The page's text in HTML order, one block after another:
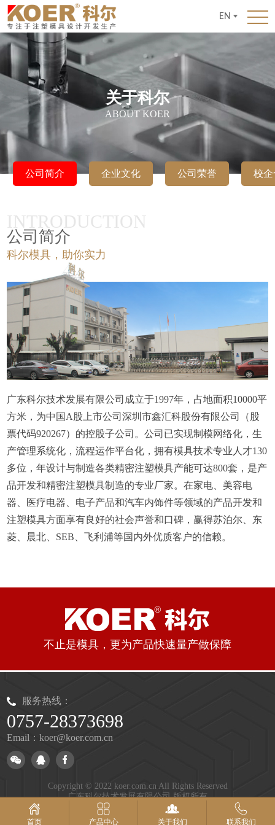
EN
关于科尔
ABOUT KOER
公司简介 企业文化 公司荣誉 校
INTRODUCTION
公司简介
科尔模具，助你实力
广东科尔技术发展有限公司成立于1997年，占地面积10000平
方米，为中国A股上市公司深圳市鑫汇科股份有限公司（股
票代码920267）的控股子公司。公司已实现制模网络化，生
产管理系统化，流程运作平台化，拥有模具技术专业人才130
多位，年设计与制造各类精密注塑模具产能可达800套，是产
品开发和精密注塑模具制造的专业厂家。在家电、美容电
器、医疗电器、电子产品和汽车内饰件等领域的产品开发和
注塑模具方面享有良好的社会声誉和口碑，赢得苏泊尔、东
菱、晨北、SEB、飞利浦等国内外优质客户的信赖。
不止是模具，更为产品快速量产做保障
服务热线：
0757-28373698
Email：koer@koer.com.cn
Copyright © 2022 koer.com.cn All Rights Reserved
广东科尔技术发展有限公司 版权所有
公安备案号：粤公网安备44060602002917号
粤ICP备14008757号
| 技术支持：佛山网站建设
首页 产品中心 关于我们 联系我们